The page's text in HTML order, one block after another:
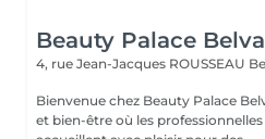
Beauty Palace
4, rue Jean-Jacques ROUSSEAU
Bienvenue chez Beauty Palace
et bien-être où les